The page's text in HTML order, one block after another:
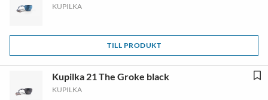
KUPILKA
TILL PRODUKT
Kupilka 21 The Groke black
KUPILKA